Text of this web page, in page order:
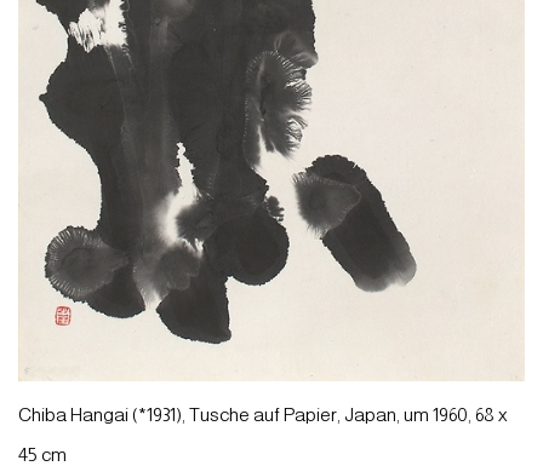
Chiba Hangai (*1931), Tusche auf Papier, Japan, um 1960, 68 x
45 cm